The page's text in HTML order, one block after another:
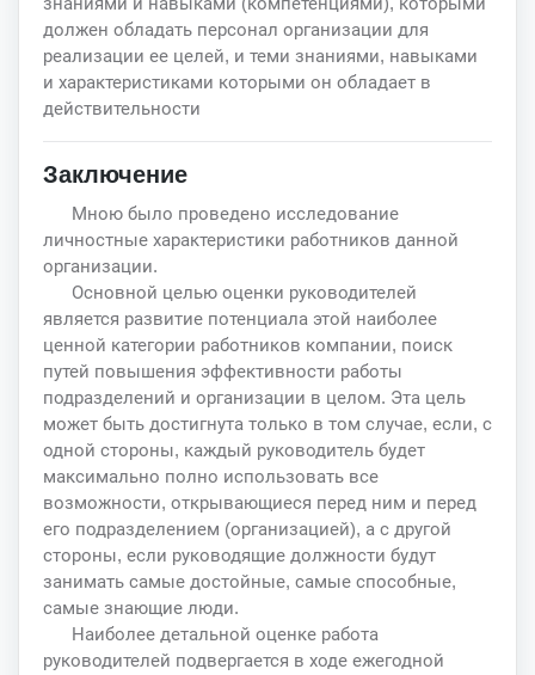
должен обладать персонал организации для
реализации ее целей, и теми знаниями, навыками
и характеристиками которыми он обладает в
действительности
Заключение
Мною было проведено исследование
личностные характеристики работников данной
организации.
Основной целью оценки руководителей
является развитие потенциала этой наиболее
ценной категории работников компании, поиск
путей повышения эффективности работы
подразделений и организации в целом. Эта цель
может быть достигнута только в том случае, если, с
одной стороны, каждый руководитель будет
максимально полно использовать все
возможности, открывающиеся перед ним и перед
его подразделением (организацией), а с другой
стороны, если руководящие должности будут
занимать самые достойные, самые способные,
самые знающие люди.
Наиболее детальной оценке работа
руководителей подвергается в ходе ежегодной